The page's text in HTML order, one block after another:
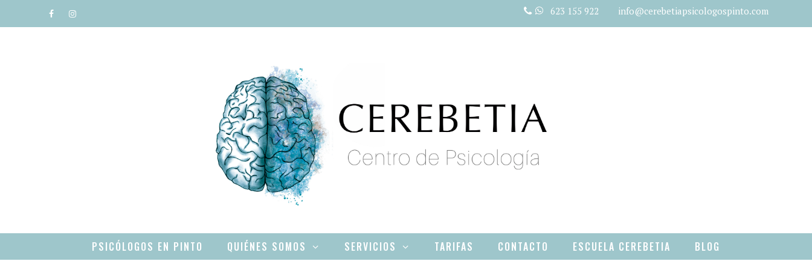
al
623 155 922 info@cerebetiapsicologospinto.com
PSICÓLOGOS EN PINTO QUIÉNES SOMOS SERVICIOS TARIFAS CONTACTO ESCUELA CEREBETIA BLOG